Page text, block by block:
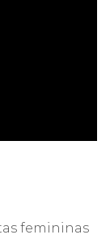
femininas